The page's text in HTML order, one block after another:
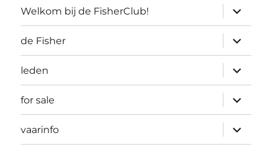
Welkom bij de FisherClub!
de Fisher
leden
for sale
vaarinfo